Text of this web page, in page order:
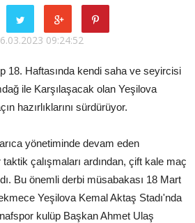
09:24:52
18. Haftasında kendi saha ve seyircisi
ile Karşılaşacak olan Yeşilova
hazırlıklarını sürdürüyor.
yönetiminde devam eden
çalışmaları ardından, çift kale maç
Bu önemli derbi müsabakası 18 Mart
Yeşilova Kemal Aktaş Stadı'nda
kulüp Başkan Ahmet Ulaş